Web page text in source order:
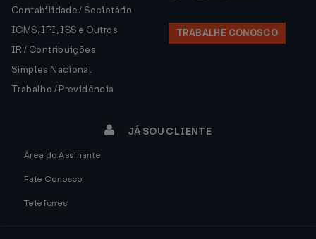
Contabilidade / Societário
ICMS, IPI, ISS e Outros
IR / Contribuições
Simples Nacional
Trabalho / Previdência
TRABALHE CONOSCO
JÁ SOU CLIENTE
Área do Assinante
Fale Conosco
Telefones